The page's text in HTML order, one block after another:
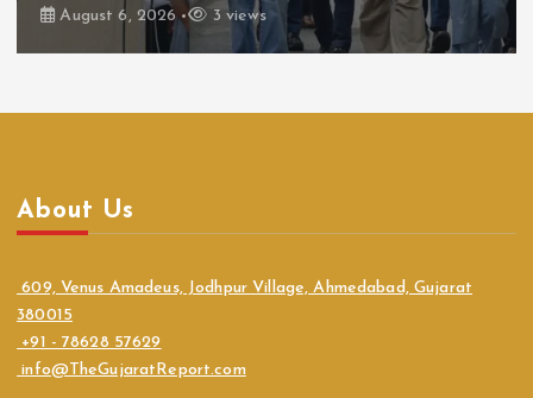
August 6, 2026 3 views
About Us
609, Venus Amadeus, Jodhpur Village, Ahmedabad, Gujarat
380015
+91 - 78628 57629
info@TheGujaratReport.com